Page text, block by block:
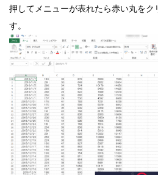
押してメニューが表れたら赤い丸をク
す。